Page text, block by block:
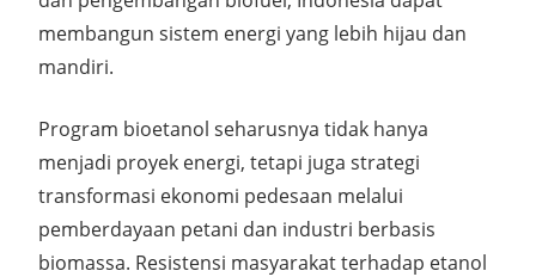
membangun sistem energi yang lebih hijau dan
mandiri.
Program bioetanol seharusnya tidak hanya
menjadi proyek energi, tetapi juga strategi
transformasi ekonomi pedesaan melalui
pemberdayaan petani dan industri berbasis
biomassa. Resistensi masyarakat terhadap etanol